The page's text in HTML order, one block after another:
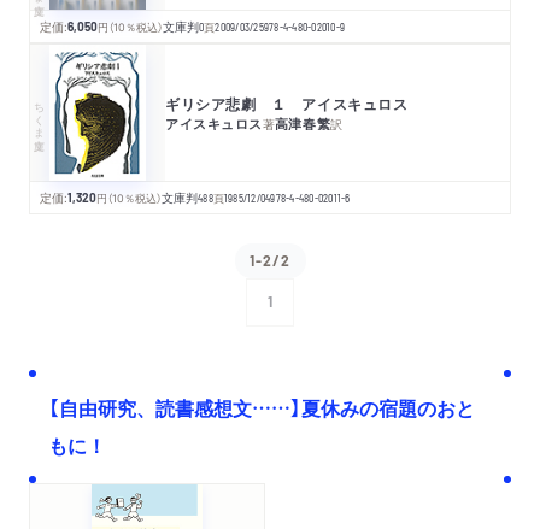
定価:6,050円 （10％税込）文庫判0頁2009/03/25978-4-480-02010-9
ちくま文庫 ギリシア悲劇 １ アイスキュロス
アイスキュロス著高津春繁訳
定価:1,320円 （10％税込）文庫判488頁1985/12/04978-4-480-02011-6
1-2/2
1
【自由研究、読書感想文……】夏休みの宿題のおと
もに！